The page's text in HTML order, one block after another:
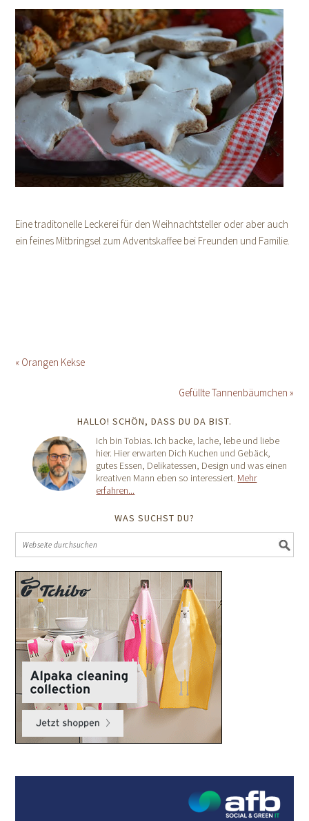
Eine traditonelle Leckerei für den Weihnachtsteller oder aber auch
ein feines Mitbringsel zum Adventskaffee bei Freunden und Familie.
« Orangen Kekse
Gefüllte Tannenbäumchen »
HALLO! SCHÖN, DASS DU DA BIST.
Ich bin Tobias. Ich backe, lache, lebe und liebe
hier. Hier erwarten Dich Kuchen und Gebäck,
gutes Essen, Delikatessen, Design und was einen
kreativen Mann eben so interessiert. Mehr
erfahren...
WAS SUCHST DU?